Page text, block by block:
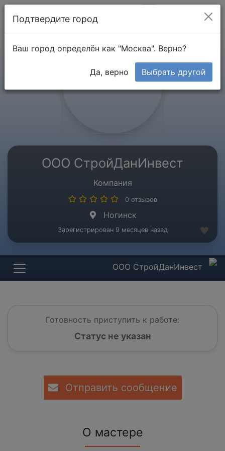
ООО СтройДанИнвест
Компания
0 отзывов
Ногинск
Зарегистрирован 9 месяцев назад
ООО СтройДанИнвест
Готовность приступить к работе:
Статус не указан
Отправить сообщение
О мастере
Подтвердите город
Ваш город определён как "Москва". Верно?
Да, верно Выбрать другой